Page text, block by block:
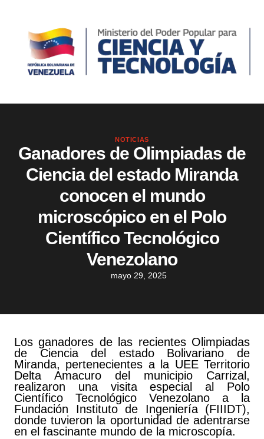
NOTICIAS
Ganadores de Olimpiadas de
Ciencia del estado Miranda
conocen el mundo
microscópico en el Polo
Científico Tecnológico
Venezolano
mayo 29, 2025
Los ganadores de las recientes Olimpiadas
de Ciencia del estado Bolivariano de
Miranda, pertenecientes a la UEE Territorio
Delta Amacuro del municipio Carrizal,
realizaron una visita especial al Polo
Científico Tecnológico Venezolano a la
Fundación Instituto de Ingeniería (FIIIDT),
donde tuvieron la oportunidad de adentrarse
en el fascinante mundo de la microscopía.